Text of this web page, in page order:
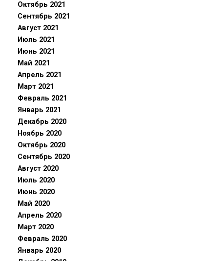
Октябрь 2021
Сентябрь 2021
Август 2021
Июль 2021
Июнь 2021
Май 2021
Апрель 2021
Март 2021
Февраль 2021
Январь 2021
Декабрь 2020
Ноябрь 2020
Октябрь 2020
Сентябрь 2020
Август 2020
Июль 2020
Июнь 2020
Май 2020
Апрель 2020
Март 2020
Февраль 2020
Январь 2020